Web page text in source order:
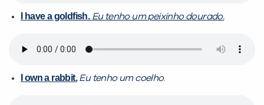
I have a goldfish. Eu tenho um peixinho dourado.
I own a rabbit. Eu tenho um coelho.